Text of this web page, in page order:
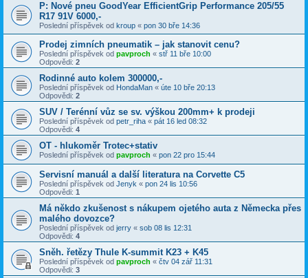
P: Nové pneu GoodYear EfficientGrip Performance 205/55
R17 91V 6000,-
Poslední příspěvek od kroup « pon 30 bře 14:36
Prodej zimních pneumatik – jak stanovit cenu?
Poslední příspěvek od pavproch « stř 11 bře 10:00
Odpovědi: 2
Rodinné auto kolem 300000,-
Poslední příspěvek od HondaMan « úte 10 bře 20:13
Odpovědi: 2
SUV / Terénní vůz se sv. výškou 200mm+ k prodeji
Poslední příspěvek od petr_riha « pát 16 led 08:32
Odpovědi: 4
OT - hlukoměr Trotec+stativ
Poslední příspěvek od pavproch « pon 22 pro 15:44
Servisní manuál a další literatura na Corvette C5
Poslední příspěvek od Jenyk « pon 24 lis 10:56
Odpovědi: 1
Má někdo zkušenost s nákupem ojetého auta z Německa přes
malého dovozce?
Poslední příspěvek od jerry « sob 08 lis 12:31
Odpovědi: 4
Sněh. řetězy Thule K-summit K23 + K45
Poslední příspěvek od pavproch « čtv 04 zář 11:31
Odpovědi: 3